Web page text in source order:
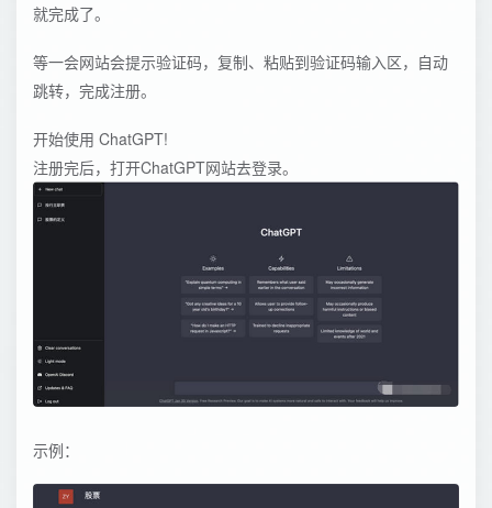
就完成了。
等一会网站会提示验证码，复制、粘贴到验证码输入区，自动
跳转，完成注册。
开始使用 ChatGPT!
注册完后，打开ChatGPT网站去登录。
示例：